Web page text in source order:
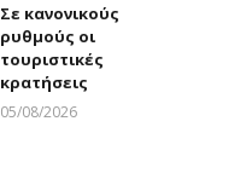
Σε κανονικούς
ρυθμούς οι
τουριστικές
κρατήσεις
05/08/2026